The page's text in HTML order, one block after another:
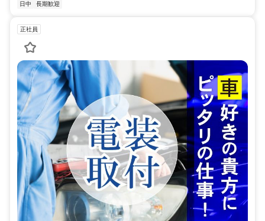
日中
長期歓迎
正社員